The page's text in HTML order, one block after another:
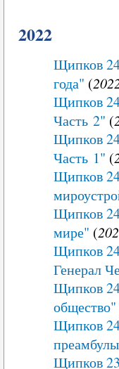
2022
Щипков
года" (
Щипков
Часть 2" (
Щипков
Часть 1" (
Щипков
Щипков
мире" (
Щипков
Генерал
Щипков
общество"
Щипков
Щипков